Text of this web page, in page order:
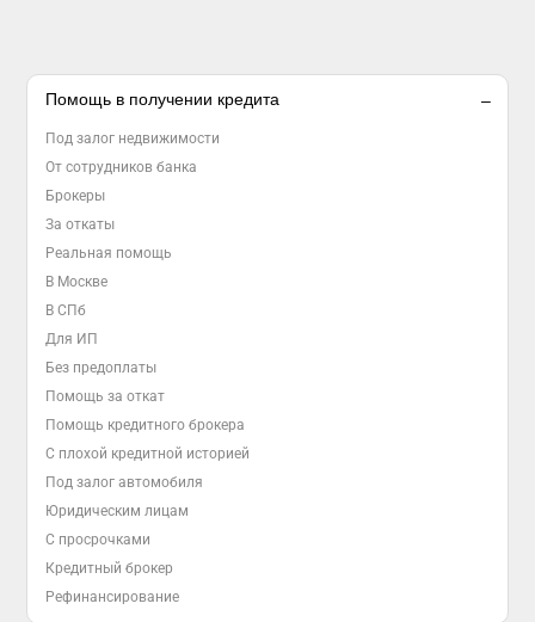
Помощь в получении кредита
Под залог недвижимости
От сотрудников банка
Брокеры
За откаты
Реальная помощь
В Москве
В СПб
Для ИП
Без предоплаты
Помощь за откат
Помощь кредитного брокера
С плохой кредитной историей
Под залог автомобиля
Юридическим лицам
С просрочками
Кредитный брокер
Рефинансирование